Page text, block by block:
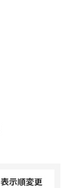
表示順変更